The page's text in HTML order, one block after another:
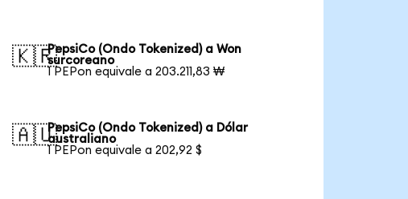
🇰🇷PepsiCo (Ondo Tokenized) a Won
surcoreano
1 PEPon equivale a 203.211,83 ₩
🇦🇺PepsiCo (Ondo Tokenized) a Dólar
australiano
1 PEPon equivale a 202,92 $